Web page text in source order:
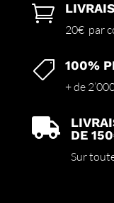

20€ par
 100%
+ de

DE
Sur